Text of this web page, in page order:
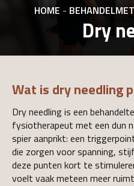
HOME -
Dry
Wat is dry needling
Dry needling is een
fysiotherapeut met een dun
spier aanprikt: een
die zorgen voor spanning,
deze punten kort te
voelt vaak meteen meer